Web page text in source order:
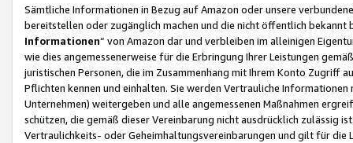
Sämtliche Informationen in Bezug auf Amazon oder unsere
bereitstellen oder zugänglich machen und die nicht öffentlich
Informationen“ von Amazon dar und verbleiben im alleinigen
wie dies angemessenerweise für die Erbringung Ihrer Leistungen
juristischen Personen, die im Zusammenhang mit Ihrem Konto
Pflichten kennen und einhalten. Sie werden Vertrauliche
Unternehmen) weitergeben und alle angemessenen Maßnahmen
schützen, die gemäß dieser Vereinbarung nicht ausdrücklich zulässig
Vertraulichkeits- oder Geheimhaltungsvereinbarungen und gilt für die